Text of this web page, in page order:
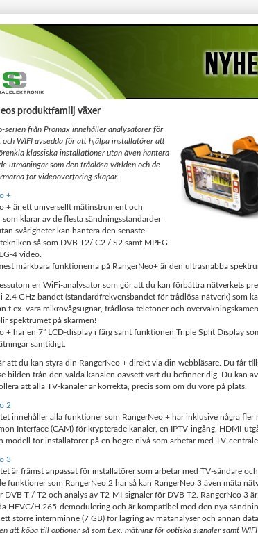
produktfamilj växer
serien från Promax innehåller analysatorer för
och WIFI avsedda för att hjälpa installatörer att
klassiska installationer utan även hantera
utmaningar som den trådlösa världen och de
för videoöverföring skapar.
+
+ är ett universellt mätinstrument och
som klarar av de flesta sändningsstandarder
svårigheter kan hantera den senaste
så som DVB-T2/ C2 / S2 samt MPEG-
4 video.
märkbara funktionerna på RangerNeo+ är den ultrasnabba
en WiFi-analysator som gör att du kan förbättra nätverkets
2.4 GHz-bandet (standardfrekvensbandet för trådlösa nätverk) som
t.ex. vara mikrovågsugnar, trådlösa telefoner och
spektrumet på skärmen!
+ har en 7” LCD-display i färg samt funktionen Triple Split Display
samtidigt.
att du kan styra din RangerNeo + direkt via din webbläsare. Du får
bilden från den valda kanalen oavsett vart du befinner dig. Du kan
att alla TV-kanaler är korrekta, precis som om du vore på plats.
2
innehåller alla funktioner som RangerNeo + har inklusive några fler
Interface (CAM) för krypterade kanaler, en IPTV-ingång, HDMI-
modell för installatörer på en högre nivå som arbetar med TV-
3
är främst anpassat för installatörer som arbetar med TV-sändare
funktioner som RangerNeo 2 har så kan RangerNeo 3 även mäta
DVB-T / T2 och analys av T2-MI-signaler för DVB-T2. RangerNeo 3
HEVC/H.265-demodulering och är kompatibel med den nya
större internminne (7 GB) för lagring av mätanalyser och annan data.
att köpa till optioner så som t.ex. mätning för optiska signaler samt